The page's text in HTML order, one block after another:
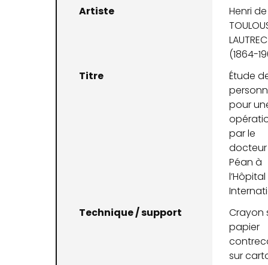
Artiste
Henri de
LAUTREC
(1864-
Titre
Étude
pour
par le
docteur
Péan à
l’Hôpital
Technique / support
Crayon
papier
sur